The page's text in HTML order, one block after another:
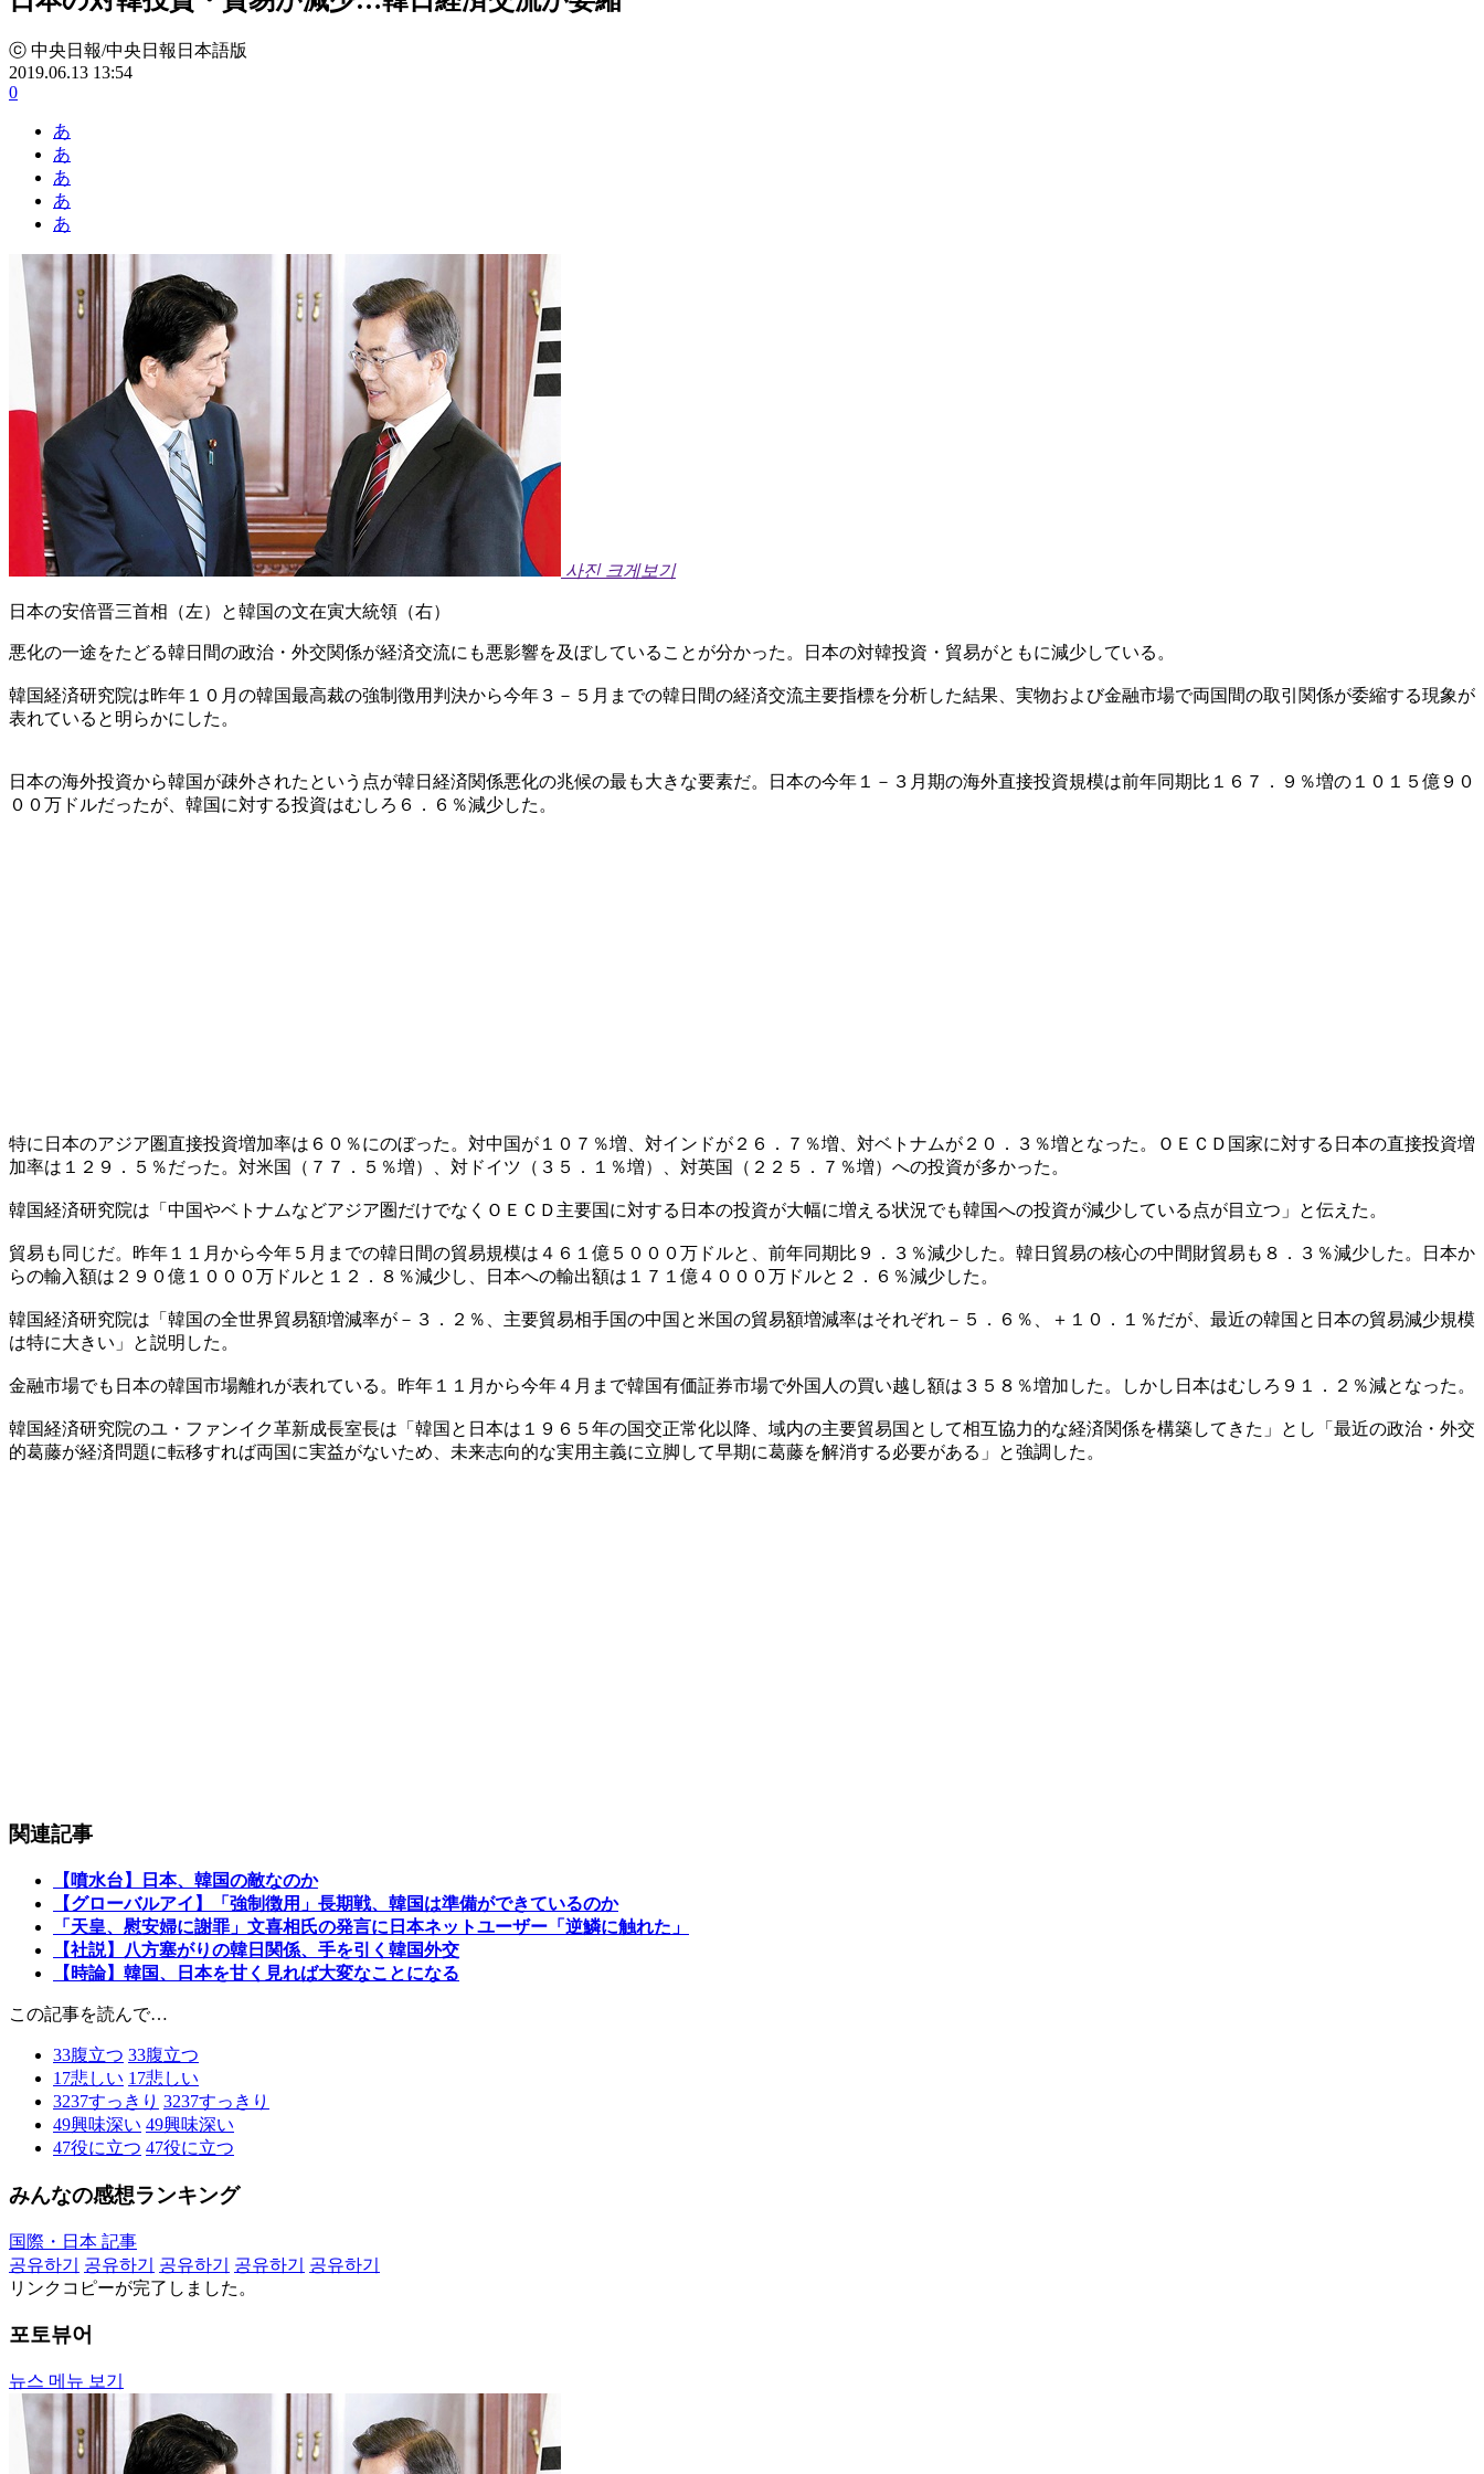
ⓒ 中央日報/中央日報日本語版
2019.06.13 13:54
0
あ
あ
あ
あ
あ
사진 크게보기
日本の安倍晋三首相（左）と韓国の文在寅大統領（右）
悪化の一途をたどる韓日間の政治・外交関係が経済交流にも悪影響を及ぼしていることが分かった。日本の対韓投資・貿易がともに減少している。
韓国経済研究院は昨年１０月の韓国最高裁の強制徴用判決から今年３－５月までの韓日間の経済交流主要指標を分析した結果、実物および金融市場で両国間の取引関係が委縮する現象が
表れていると明らかにした。
日本の海外投資から韓国が疎外されたという点が韓日経済関係悪化の兆候の最も大きな要素だ。日本の今年１－３月期の海外直接投資規模は前年同期比１６７．９％増の１０１５億９０
００万ドルだったが、韓国に対する投資はむしろ６．６％減少した。
特に日本のアジア圏直接投資増加率は６０％にのぼった。対中国が１０７％増、対インドが２６．７％増、対ベトナムが２０．３％増となった。ＯＥＣＤ国家に対する日本の直接投資増
加率は１２９．５％だった。対米国（７７．５％増）、対ドイツ（３５．１％増）、対英国（２２５．７％増）への投資が多かった。
韓国経済研究院は「中国やベトナムなどアジア圏だけでなくＯＥＣＤ主要国に対する日本の投資が大幅に増える状況でも韓国への投資が減少している点が目立つ」と伝えた。
貿易も同じだ。昨年１１月から今年５月までの韓日間の貿易規模は４６１億５０００万ドルと、前年同期比９．３％減少した。韓日貿易の核心の中間財貿易も８．３％減少した。日本か
らの輸入額は２９０億１０００万ドルと１２．８％減少し、日本への輸出額は１７１億４０００万ドルと２．６％減少した。
韓国経済研究院は「韓国の全世界貿易額増減率が－３．２％、主要貿易相手国の中国と米国の貿易額増減率はそれぞれ－５．６％、＋１０．１％だが、最近の韓国と日本の貿易減少規模
は特に大きい」と説明した。
金融市場でも日本の韓国市場離れが表れている。昨年１１月から今年４月まで韓国有価証券市場で外国人の買い越し額は３５８％増加した。しかし日本はむしろ９１．２％減となった。
韓国経済研究院のユ・ファンイク革新成長室長は「韓国と日本は１９６５年の国交正常化以降、域内の主要貿易国として相互協力的な経済関係を構築してきた」とし「最近の政治・外交
的葛藤が経済問題に転移すれば両国に実益がないため、未来志向的な実用主義に立脚して早期に葛藤を解消する必要がある」と強調した。
関連記事
【噴水台】日本、韓国の敵なのか
【グローバルアイ】「強制徴用」長期戦、韓国は準備ができているのか
「天皇、慰安婦に謝罪」文喜相氏の発言に日本ネットユーザー「逆鱗に触れた」
【社説】八方塞がりの韓日関係、手を引く韓国外交
【時論】韓国、日本を甘く見れば大変なことになる
この記事を読んで…
33腹立つ 33腹立つ
17悲しい 17悲しい
3237すっきり 3237すっきり
49興味深い 49興味深い
47役に立つ 47役に立つ
みんなの感想ランキング
国際・日本 記事
공유하기
공유하기 공유하기 공유하기
공유하기
リンクコピーが完了しました。
포토뷰어
뉴스 메뉴 보기